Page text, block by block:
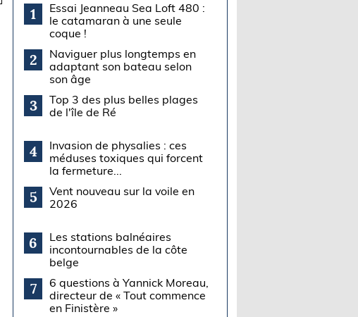
1
Essai Jeanneau Sea Loft 480 :
le catamaran à une seule
coque !
2
Naviguer plus longtemps en
adaptant son bateau selon
son âge
3
Top 3 des plus belles plages
de l'île de Ré
4
Invasion de physalies : ces
méduses toxiques qui forcent
la fermeture...
5
Vent nouveau sur la voile en
2026
6
Les stations balnéaires
incontournables de la côte
belge
7
6 questions à Yannick Moreau,
directeur de « Tout commence
en Finistère »